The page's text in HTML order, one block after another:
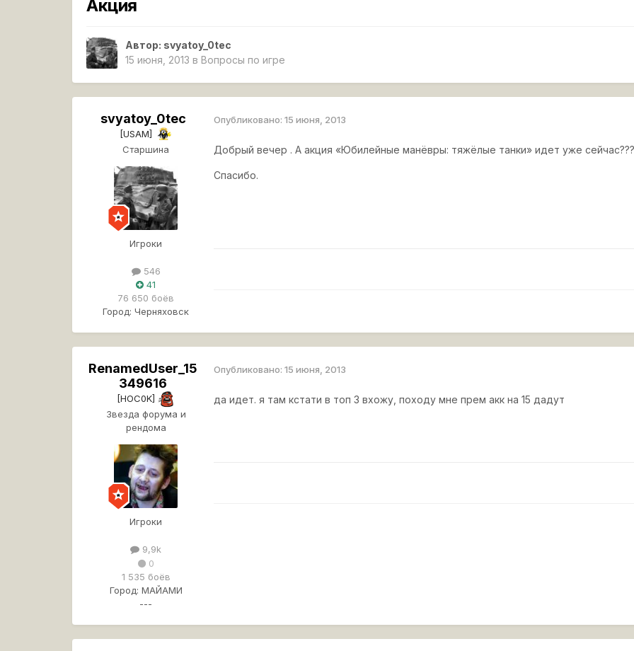
Акция
Автор: svyatoy_0tec
15 июня, 2013 в Вопросы по игре
svyatoy_0tec
[USAM]
Старшина
Игроки
546
41
76 650 боёв
Город: Черняховск
Опубликовано:15 июня, 2013
Добрый вечер . А акция «Юбилейные манёвры: тяжёлые танки» идет уже
Спасибо.
RenamedUser_15
349616
[HOC0K]
Звезда форума и
рендома
Игроки
9,9k
0
1 535 боёв
Город: МАЙАМИ
---
Опубликовано:15 июня, 2013
да идет. я там кстати в топ 3 вхожу, походу мне прем акк на 15 дадут